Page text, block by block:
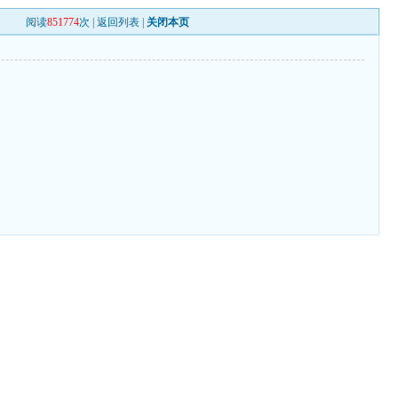
阅读851774次 |返回列表 关闭本页